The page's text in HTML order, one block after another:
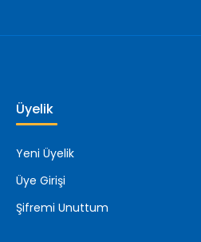
Üyelik
Yeni Üyelik
Üye Girişi
Şifremi Unuttum